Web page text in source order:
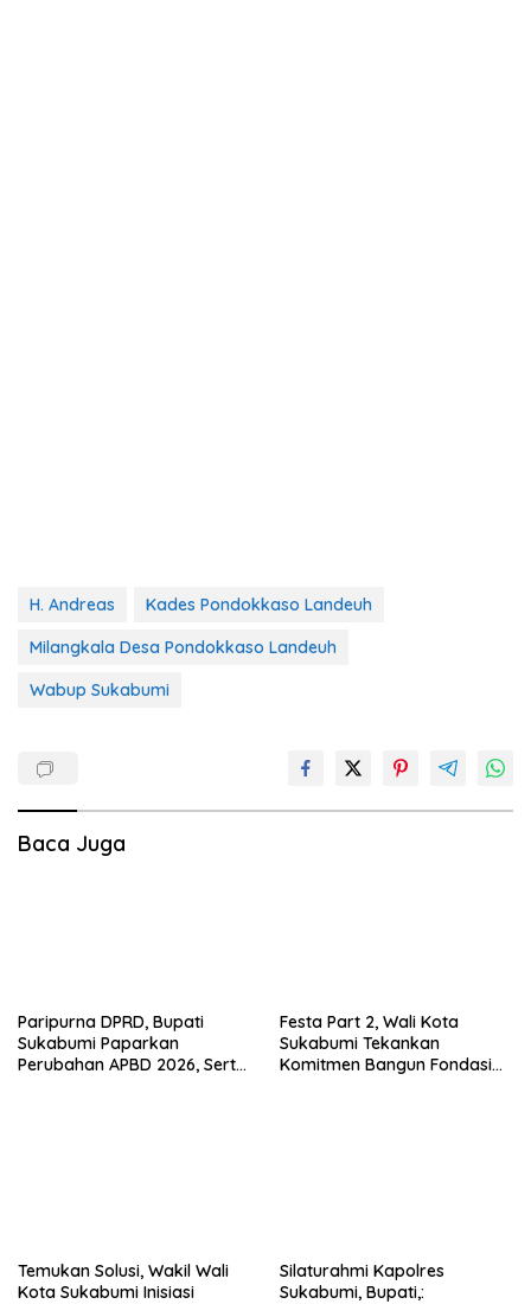
H. Andreas
Kades Pondokkaso Landeuh
Milangkala Desa Pondokkaso Landeuh
Wabup Sukabumi
Baca Juga
Paripurna DPRD, Bupati
Sukabumi Paparkan
Perubahan APBD 2026, Serta
Festa Part 2, Wali Kota
Sukabumi Tekankan
Komitmen Bangun Fondasi
Temukan Solusi, Wakil Wali
Kota Sukabumi Inisiasi
Silaturahmi Kapolres
Sukabumi, Bupati,: